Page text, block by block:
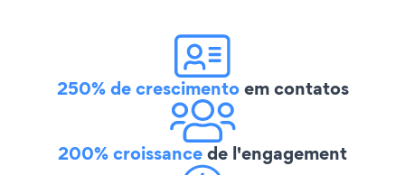
250% de crescimentoem contatos
200% croissancede l'engagement